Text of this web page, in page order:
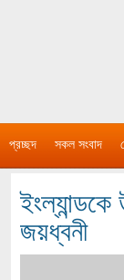
প্রচ্ছদ সকল সংবাদ
জয়ধ্বনী